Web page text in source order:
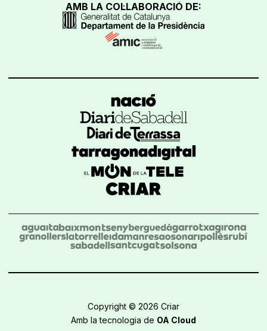
AMB LA COL·LABORACIÓ DE:
Copyright © 2026 Criar
Amb la tecnologia de OA Cloud